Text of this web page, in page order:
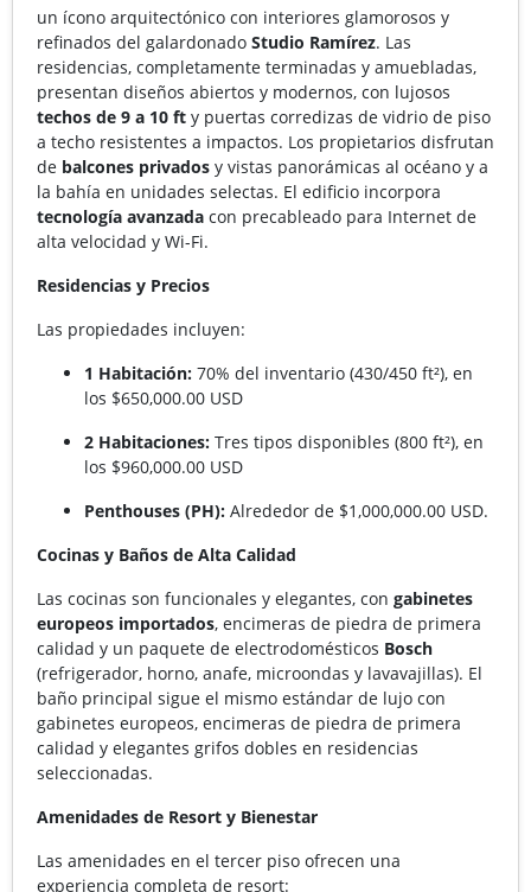
un ícono arquitectónico con interiores glamorosos y
refinados del galardonado Studio Ramírez. Las
residencias, completamente terminadas y amuebladas,
presentan diseños abiertos y modernos, con lujosos
techos de 9 a 10 ft y puertas corredizas de vidrio de piso
a techo resistentes a impactos. Los propietarios disfrutan
de balcones privados y vistas panorámicas al océano y a
la bahía en unidades selectas. El edificio incorpora
tecnología avanzada con precableado para Internet de
alta velocidad y Wi-Fi.
Residencias y Precios
Las propiedades incluyen:
1 Habitación: 70% del inventario (430/450 ft²), en
los $650,000.00 USD
2 Habitaciones: Tres tipos disponibles (800 ft²), en
los $960,000.00 USD
Penthouses (PH): Alrededor de $1,000,000.00 USD.
Cocinas y Baños de Alta Calidad
Las cocinas son funcionales y elegantes, con gabinetes
europeos importados, encimeras de piedra de primera
calidad y un paquete de electrodomésticos Bosch
(refrigerador, horno, anafe, microondas y lavavajillas). El
baño principal sigue el mismo estándar de lujo con
gabinetes europeos, encimeras de piedra de primera
calidad y elegantes grifos dobles en residencias
seleccionadas.
Amenidades de Resort y Bienestar
Las amenidades en el tercer piso ofrecen una
experiencia completa de resort: